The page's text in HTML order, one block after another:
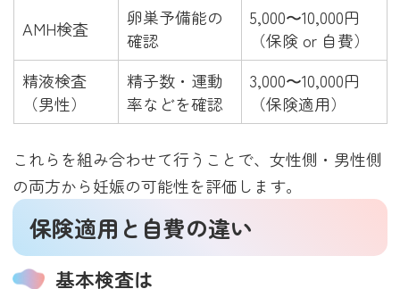
AMH検査
卵巣予備能の
確認
5,000〜10,000円
（保険 or 自費）
精液検査
（男性）
精子数・運動
率などを確認
3,000〜10,000円
（保険適用）
これらを組み合わせて行うことで、女性側・男性側
の両方から妊娠の可能性を評価します。
保険適用と自費の違い
基本検査は